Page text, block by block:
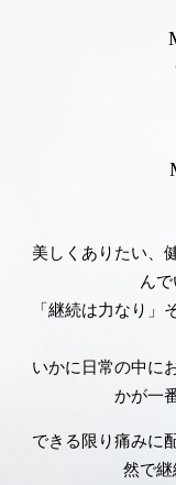
美しくありたい、
ん
「継続は力なり」
いかに日常の中に
かが一
できる限り痛みに
然で継